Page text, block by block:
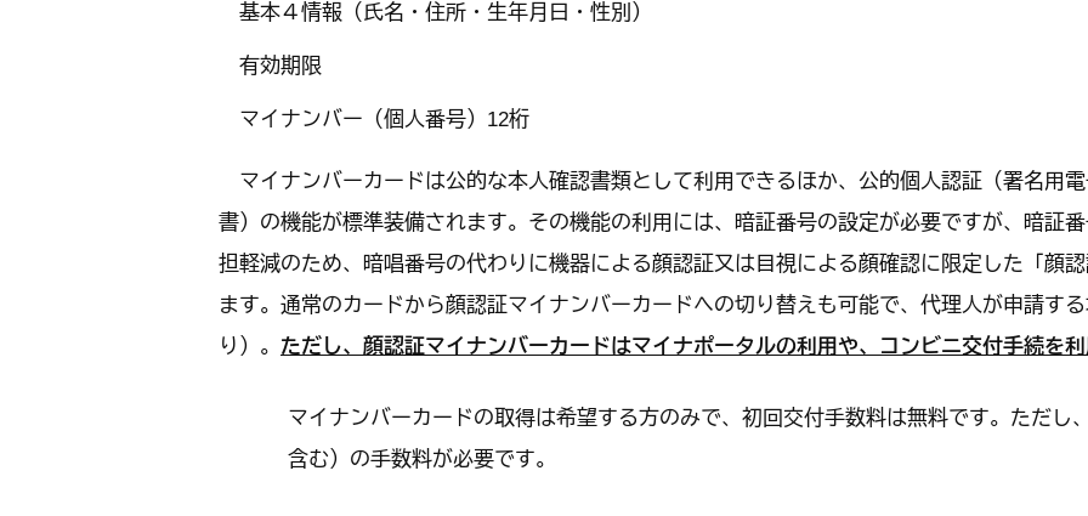
基本４情報（氏名・住所・生年月日・性別）
有効期限
マイナンバー（個人番号）12桁
マイナンバーカードは公的な本人確認書類として利用できるほか、公的個人認証（署名用
書）の機能が標準装備されます。その機能の利用には、暗証番号の設定が必要ですが、暗証
担軽減のため、暗唱番号の代わりに機器による顔認証又は目視による顔確認に限定した「顔
ます。通常のカードから顔認証マイナンバーカードへの切り替えも可能で、代理人が申請す
り）。 ただし、顔認証マイナンバーカードはマイナポータルの利用や、コンビニ交付手続を
マイナンバーカードの取得は希望する方のみで、初回交付手数料は無料です。ただし
含む）の手数料が必要です。